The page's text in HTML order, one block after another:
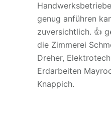
genug anführen
zuversichtlich. 👍
die Zimmerei
Dreher,
Erdarbeiten
Knappich.